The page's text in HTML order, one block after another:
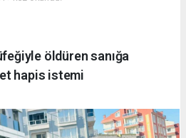
öldüren sanığa
hapis istemi